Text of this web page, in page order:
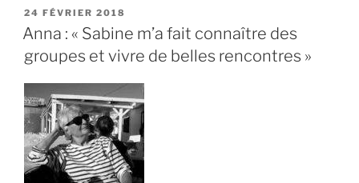
PUBLIÉ
LE
24 FÉVRIER 2018
Anna : « Sabine m’a fait connaître des
groupes et vivre de belles rencontres »